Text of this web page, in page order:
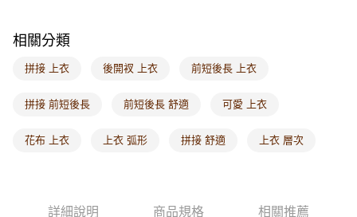
海外配送-港/澳/新/馬/泰國專屬
海外配送-其他亞洲地區
相關分類
拼接 上衣 後開衩 上衣 前短後長 上衣
拼接 前短後長 前短後長 舒適 可愛 上衣
花布 上衣 上衣 弧形 拼接 舒適 上衣 層次
詳細說明 商品規格 相關推薦